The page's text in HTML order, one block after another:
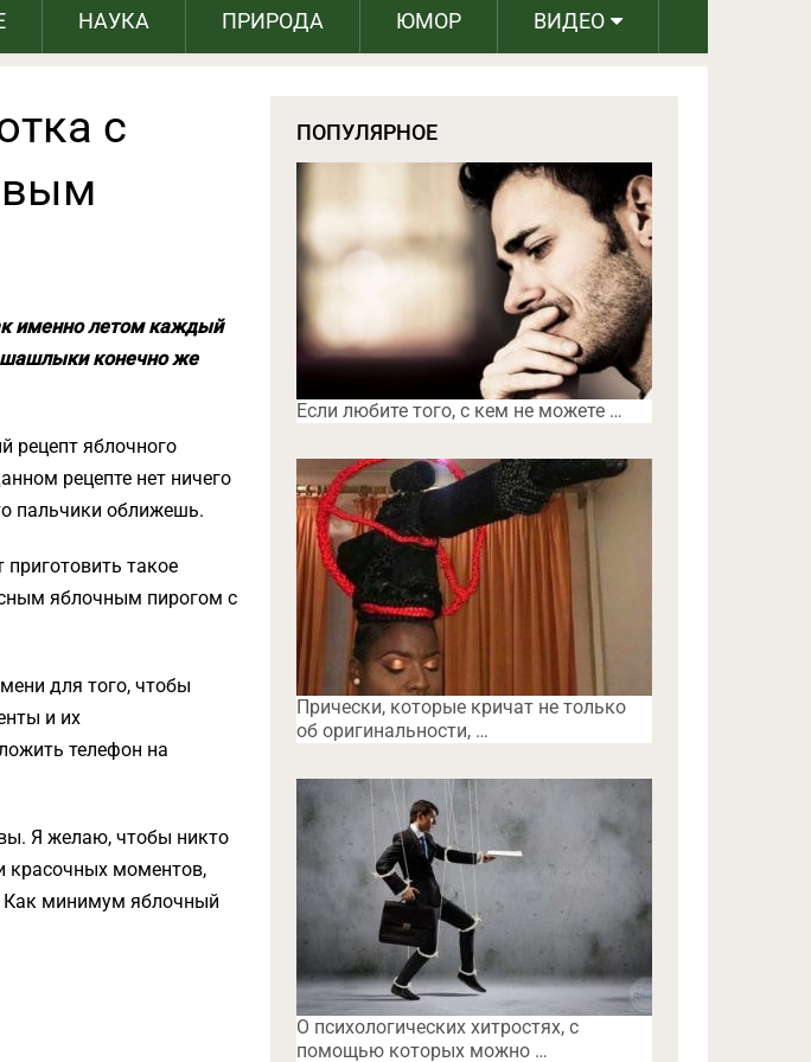
НАУКА ПРИРОДА ЮМОР ВИДЕО
с
именно летом каждый
шашлыки конечно же
рецепт яблочного
рецепте нет ничего
пальчики оближешь.
такое
яблочным пирогом с
для того, чтобы
и их
телефон на
Я желаю, чтобы никто
красочных моментов,
Как минимум яблочный
ПОПУЛЯРНОЕ
Если любите того, с кем не можете …
Прически, которые кричат не только
об оригинальности, …
O психологических хитростях, с
помощью которых можно …